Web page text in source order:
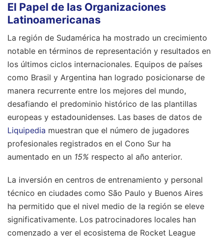
El Papel de las Organizaciones
Latinoamericanas
La región de Sudamérica ha mostrado un crecimiento
notable en términos de representación y resultados en
los últimos ciclos internacionales. Equipos de países
como Brasil y Argentina han logrado posicionarse de
manera recurrente entre los mejores del mundo,
desafiando el predominio histórico de las plantillas
europeas y estadounidenses. Las bases de datos de
Liquipedia muestran que el número de jugadores
profesionales registrados en el Cono Sur ha
aumentado en un 15% respecto al año anterior.
La inversión en centros de entrenamiento y personal
técnico en ciudades como São Paulo y Buenos Aires
ha permitido que el nivel medio de la región se eleve
significativamente. Los patrocinadores locales han
comenzado a ver el ecosistema de Rocket League